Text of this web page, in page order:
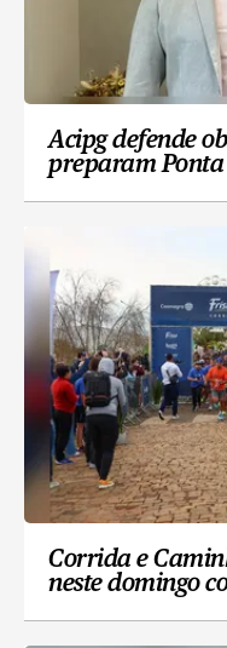
Acipg defende
preparam
Corrida e
neste domingo